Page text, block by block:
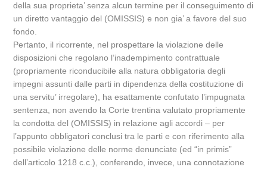
della sua proprieta’ senza alcun termine per il conseguimento di
un diretto vantaggio del (OMISSIS) e non gia’ a favore del suo
fondo.
Pertanto, il ricorrente, nel prospettare la violazione delle
disposizioni che regolano l’inadempimento contrattuale
(propriamente riconducibile alla natura obbligatoria degli
impegni assunti dalle parti in dipendenza della costituzione di
una servitu’ irregolare), ha esattamente confutato l’impugnata
sentenza, non avendo la Corte trentina valutato propriamente
la condotta del (OMISSIS) in relazione agli accordi – per
l’appunto obbligatori conclusi tra le parti e con riferimento alla
possibile violazione delle norme denunciate (ed “in primis”
dell’articolo 1218 c.c.), conferendo, invece, una connotazione